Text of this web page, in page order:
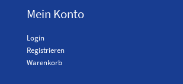
Mein Konto
Login
Registrieren
Warenkorb